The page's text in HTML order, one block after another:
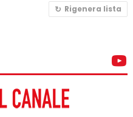
Rigenera lista